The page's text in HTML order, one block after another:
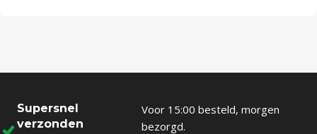
Supersnel
verzonden
Voor 15:00 besteld, morgen
bezorgd.